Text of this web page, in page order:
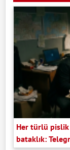
Her türlü
bataklık: